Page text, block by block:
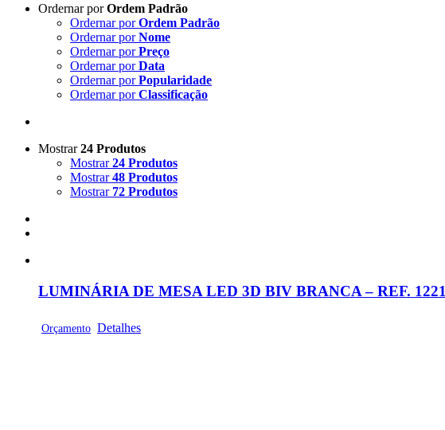
Ordernar porOrdem Padrão
Ordernar porOrdem Padrão
Ordernar porNome
Ordernar porPreço
Ordernar porData
Ordernar porPopularidade
Ordernar porClassificação
Mostrar24 Produtos
Mostrar24 Produtos
Mostrar48 Produtos
Mostrar 72 Produtos
LUMINÁRIA DE MESA LED 3D BIV BRANCA – REF. 1221
Orçamento Detalhes